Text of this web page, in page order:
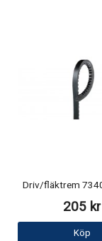
Driv/fläktrem
205 kr
Köp